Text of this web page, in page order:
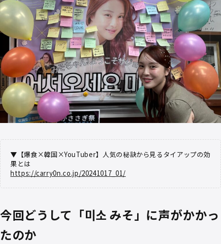
▼【爆食×韓国×YouTuber】人気の秘訣から見るタイアップの効
果とは
https://carry0n.co.jp/20241017_01/
今回どうして「미소 みそ」に声がかかっ
たのか